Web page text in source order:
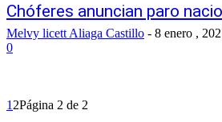
Chóferes anuncian paro
Melvy licett Aliaga Castillo - 8 enero ,
0
1 2Página 2 de 2